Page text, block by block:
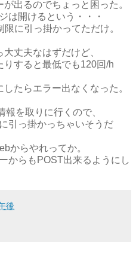
出るのでちょっと困った。
は開けるという・・・
に引っ掛かってただけ。
丈夫なはずだけど、
すると最低でも120回/h
たらエラー出なくなった。
を取りに行くので、
引っ掛かっちゃいそうだ
からやれってか。
からもPOST出来るようにし
後